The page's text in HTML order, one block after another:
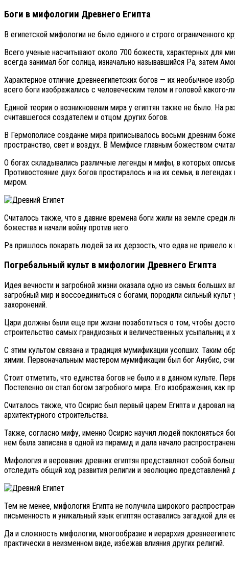
Боги в мифологии Древнего Египта
В египетской мифологии не было единого и строго ограниченного
Всего ученые насчитывают около 700 божеств, характерных для
всегда занимал бог солнца, изначально называвшийся Ра, затем
Характерное отличие древнеегипетских богов — их необычное
всего боги изображались с человеческим телом и головой какого-
Единой теории о возникновении мира у египтян также не было. На
считавшегося создателем и отцом других богов.
В Гермополисе создание мира приписывалось восьми древним
пространство, свет и воздух. В Мемфисе главным божеством
О богах складывались различные легенды и мифы, в которых
Противостояние двух богов простиралось и на их семьи, в
миром.
Считалось также, что в давние времена боги жили на земле
божества и начали войну против него.
Ра пришлось покарать людей за их дерзость, что едва не привело
Погребальный культ в мифологии Древнего Египта
Идея вечности и загробной жизни оказала одно из самых больших
загробный мир и воссоединиться с богами, породили сильный
захоронений.
Цари должны были еще при жизни позаботиться о том, чтобы
строительство самых грандиозных и величественных усыпальниц
С этим культом связана и традиция мумификации усопших. Таким
химии. Первоначальным мастером мумификации был бог Анубис,
Стоит отметить, что единства богов не было и в данном культе.
Постепенно он стал богом загробного мира. Его изображения, как
Считалось также, что Осирис был первый царем Египта и даровал
архитектурного строительства.
Также, согласно мифу, именно Осирис научил людей поклоняться
нем была записана в одной из пирамид и дала начало
Мифология и верования древних египтян представляют собой
отследить общий ход развития религии и эволюцию представлений
Тем не менее, мифология Египта не получила широкого
письменность и уникальный язык египтян оставались загадкой
Да и сложность мифологии, многообразие и иерархия
практически в неизменном виде, избежав влияния других религий.